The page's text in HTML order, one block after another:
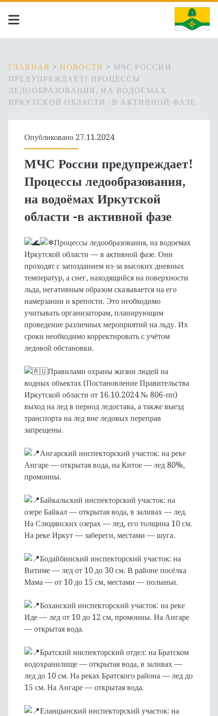
ГЛАВНАЯ >НОВОСТИ > МЧС РОССИИ
ПРЕДУПРЕЖДАЕТ! ПРОЦЕССЫ
ЛЕДООБРАЗОВАНИЯ, НА ВОДОЁМАХ
ИРКУТСКОЙ ОБЛАСТИ -В АКТИВНОЙ ФАЗЕ
Опубликовано 27.11.2024
МЧС России предупреждает!
Процессы ледообразования,
на водоёмах Иркутской
области -в активной фазе
Процессы ледообразования, на водоемах
Иркутской области — в активной фазе. Они
проходят с запозданием из-за высоких дневных
температур, а снег, находящийся на поверхности
льда, негативным образом сказывается на его
намерзании и крепости. Это необходимо
учитывать организаторам, планирующим
проведение различных мероприятий на льду. Их
сроки необходимо корректировать с учётом
ледовой обстановки.
Правилами охраны жизни людей на
водных объектах (Постановление Правительства
Иркутской области от 16.10.2024 № 806-пп)
выход на лед в период ледостава, а также выезд
транспорта на лед вне ледовых переправ
запрещены.
Ангарский инспекторский участок: на реке
Ангаре — открытая вода, на Китое — лед 80%,
промоины.
Байкальский инспекторский участок: на
озере Байкал — открытая вода, в заливах — лед.
На Слюдянских озерах — лед, его толщина 10 см.
На реке Иркут — забереги, местами — шуга.
Бодайбинский инспекторский участок: на
Витиме — лед от 10 до 30 см. В районе посёлка
Мама — от 10 до 15 см, местами — полыньи.
Боханский инспекторский участок: на реке
Иде — лед от 10 до 12 см, промоины. На Ангаре
— открытая вода.
Братский инспекторский отдел: на Братском
водохранилище — открытая вода, в заливах —
лед до 10 см. На реках Братского района — лед до
15 см. На Ангаре — открытая вода.
Еланцынский инспекторский участок: на